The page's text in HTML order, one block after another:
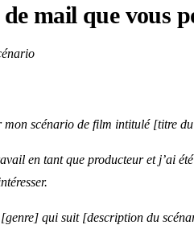
mail que vous
mon scénario de film intitulé [titre
en tant que producteur et j’ai
qui suit [description du